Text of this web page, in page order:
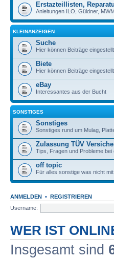
Erstazteillisten,
Anleitungen ILO, Güldner,
KLEINANZEIGEN
Suche
Hier können Beiträge
Biete
Hier können Beiträge
eBay
Interessantes aus der Bucht
SONSTIGES
Sonstiges
Sonstiges rund um Mulag,
Zulassung TÜV
Tips, Fragen und Probleme
off topic
Für alles sonstige was nicht
ANMELDEN • REGISTRIEREN
Username:
WER IST
Insgesamt sind